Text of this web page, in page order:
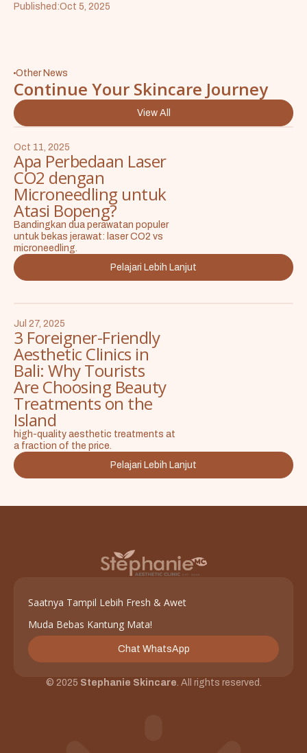
Published:Oct 5, 2025
Other News
Continue Your Skincare Journey
View All
Oct 11, 2025
Apa Perbedaan Laser
CO2 dengan
Microneedling untuk
Atasi Bopeng?
Bandingkan dua perawatan populer
untuk bekas jerawat: laser CO2 vs
microneedling.
Pelajari Lebih Lanjut
Jul 27, 2025
3 Foreigner-Friendly
Aesthetic Clinics in
Bali: Why Tourists
Are Choosing Beauty
Treatments on the
Island
high-quality aesthetic treatments at
a fraction of the price.
Pelajari Lebih Lanjut
Saatnya Tampil Lebih Fresh & Awet
Muda Bebas Kantung Mata!
Chat WhatsApp
© 2025 Stephanie Skincare . All rights reserved.